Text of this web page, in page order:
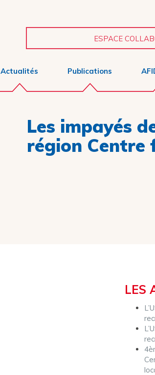
ESPACE
Actualités Publications
Les impayés
région Centre
LES